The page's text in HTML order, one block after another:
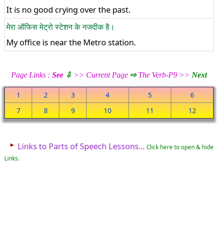
It is no good crying over the past.
मेरा ऑफिस मेट्रो स्टेशन के नजदीक है।
My office is near the Metro station.
Page Links : See ⇩ >> Current Page ⇨The Verb-P9 >> Next
1 2 3 4 5
6
7
8 9 10 11 12
► Links to Parts of Speech Lessons... Click here to open & hide
Links.